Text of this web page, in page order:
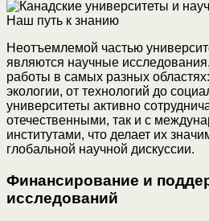
Неотъемлемой частью
являются научные
работы в самых разных
экологии, от технологий до
университеты активно
отечественными, так и с
институтами, что делает их
глобальной научной дискуссии.
Финансирование и
исследований